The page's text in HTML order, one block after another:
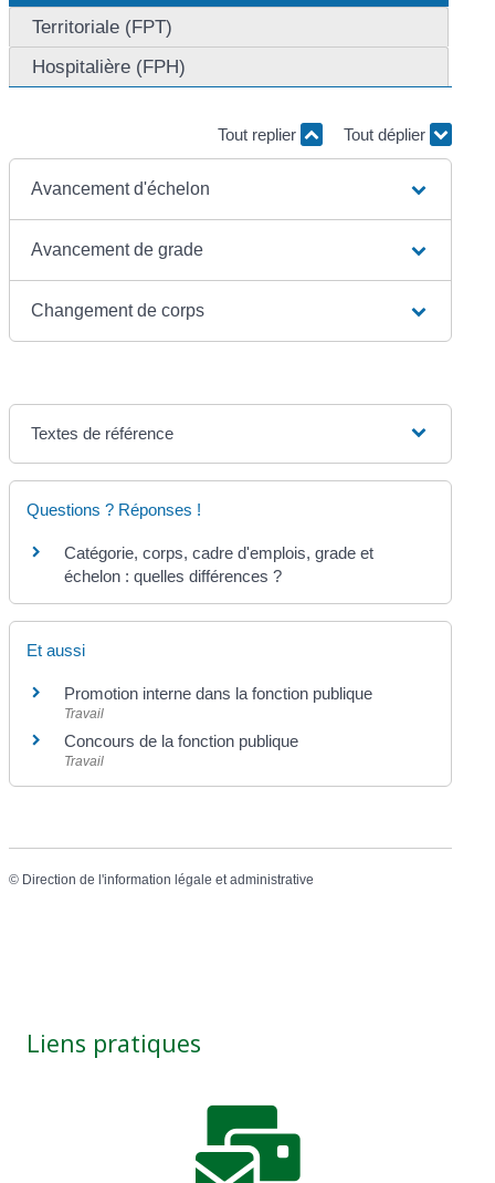
Territoriale (FPT)
Hospitalière (FPH)
Tout replier Tout déplier
Avancement d'échelon
Avancement de grade
Changement de corps
Textes de référence
Questions ? Réponses !
Catégorie, corps, cadre d'emplois, grade et
échelon : quelles différences ?
Et aussi
Promotion interne dans la fonction publique
Travail
Concours de la fonction publique
Travail
© Direction de l'information légale et administrative
Liens pratiques